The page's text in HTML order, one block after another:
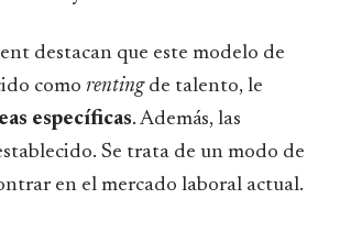
destacan que este modelo de
como renting de talento, le
específicas. Además, las
Se trata de un modo de
en el mercado laboral actual.